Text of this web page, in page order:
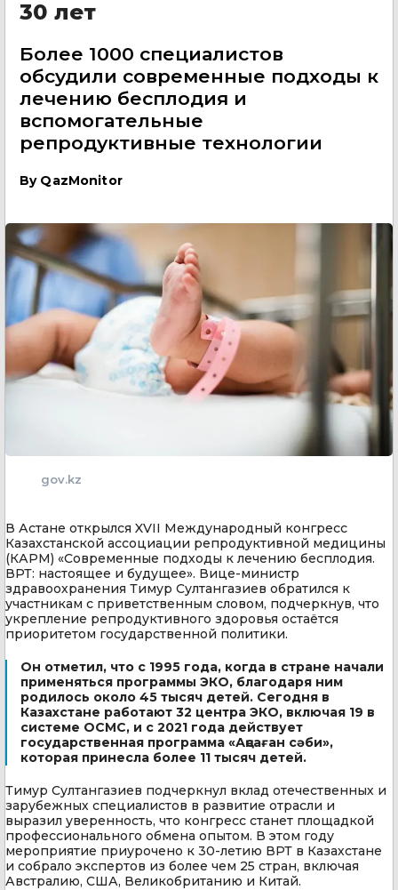
30 лет
Более 1000 специалистов
обсудили современные подходы к
лечению бесплодия и
вспомогательные
репродуктивные технологии
By QazMonitor
gov.kz
В Астане открылся XVII Международный конгресс
Казахстанской ассоциации репродуктивной медицины
(КАРМ) «Современные подходы к лечению бесплодия.
ВРТ: настоящее и будущее». Вице-министр
здравоохранения Тимур Султангазиев обратился к
участникам с приветственным словом, подчеркнув, что
укрепление репродуктивного здоровья остаётся
приоритетом государственной политики.
Он отметил, что с 1995 года, когда в стране начали
применяться программы ЭКО, благодаря ним
родилось около 45 тысяч детей. Сегодня в
Казахстане работают 32 центра ЭКО, включая 19 в
системе ОСМС, и с 2021 года действует
государственная программа «Аңсаған сәби»,
которая принесла более 11 тысяч детей.
Тимур Султангазиев подчеркнул вклад отечественных и
зарубежных специалистов в развитие отрасли и
выразил уверенность, что конгресс станет площадкой
профессионального обмена опытом. В этом году
мероприятие приурочено к 30-летию ВРТ в Казахстане
и собрало экспертов из более чем 25 стран, включая
Австралию, США, Великобританию и Китай.